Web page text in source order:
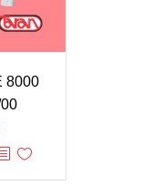
8000